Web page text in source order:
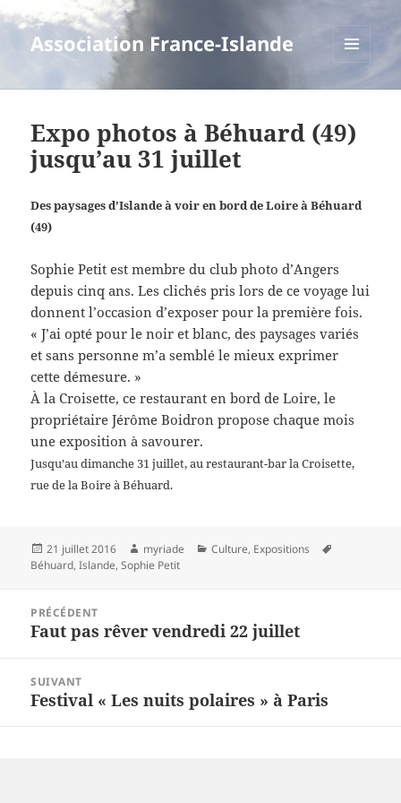
Association France-Islande
Expo photos à Béhuard (49)
jusqu’au 31 juillet
Des paysages d’Islande à voir en bord de Loire à Béhuard
(49)
Sophie Petit est membre du club photo d’Angers
depuis cinq ans. Les clichés pris lors de ce voyage lui
donnent l’occasion d’exposer pour la première fois.
« J’ai opté pour le noir et blanc, des paysages variés
et sans personne m’a semblé le mieux exprimer
cette démesure. »
À la Croisette, ce restaurant en bord de Loire, le
propriétaire Jérôme Boidron propose chaque mois
une exposition à savourer.
Jusqu’au dimanche 31 juillet, au restaurant-bar la Croisette,
rue de la Boire à Béhuard.
Publié
le
21 juillet 2016 Auteur
myriade Catégories
Culture, Expositions
Béhuard,Islande,Sophie Petit
l’article
PRÉCÉDENT
Article
Faut pas rêver vendredi 22 juillet
SUIVANT
Article
Festival « Les nuits polaires » à Paris